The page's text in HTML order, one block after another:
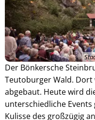
Der Bönkersche
Teutoburger Wald. Dort
abgebaut. Heute wird
unterschiedliche
Kulisse des großzügig